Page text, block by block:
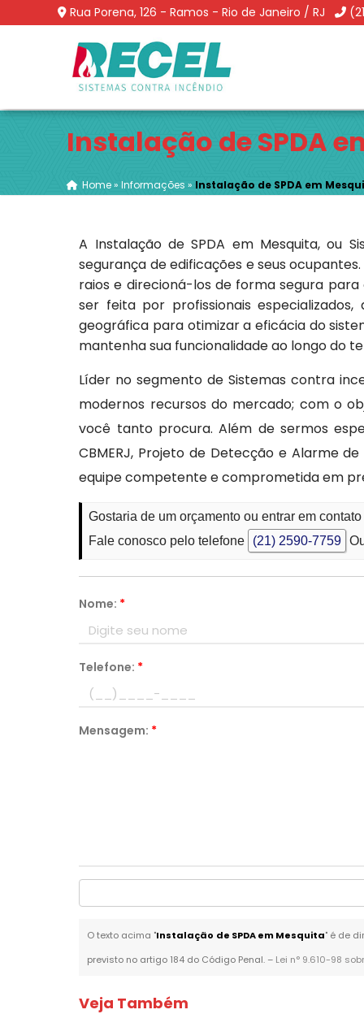
Rua Porena, 126 - Ramos - Rio de Janeiro / RJ
Instalação de SPDA
Home»Informações » Instalação de SPDA em
A Instalação de SPDA em Mesquita, ou
segurança de edificações e seus
raios e direcioná-los de forma segura
ser feita por profissionais
geográfica para otimizar a eficácia do
mantenha sua funcionalidade ao longo do
Líder no segmento de Sistemas contra
modernos recursos do mercado; com o
você tanto procura. Além de sermos
CBMERJ, Projeto de Detecção e Alarme
equipe competente e comprometida em
Gostaria de um orçamento ou entrar em
Fale conosco pelo telefone
(21) 2590-7759
Nome: *
Telefone: *
Mensagem: *
O texto acima "Instalação de SPDA em Mesquita" é de
previsto no artigo 184 do Código Penal. – Lei n° 9.610-98
Veja Também